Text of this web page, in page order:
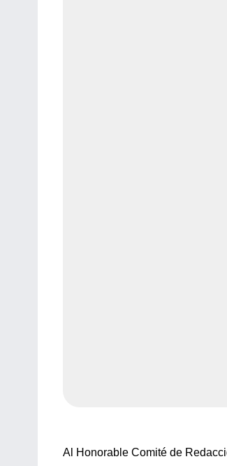
Al Honorable Comité de